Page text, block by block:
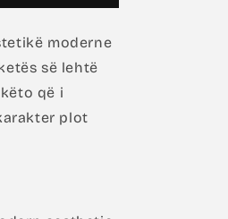
moderne
së lehtë
që i
plot